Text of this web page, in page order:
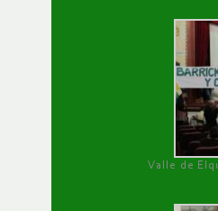
Valle de